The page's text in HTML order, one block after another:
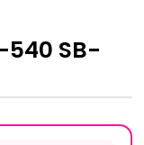
SB-